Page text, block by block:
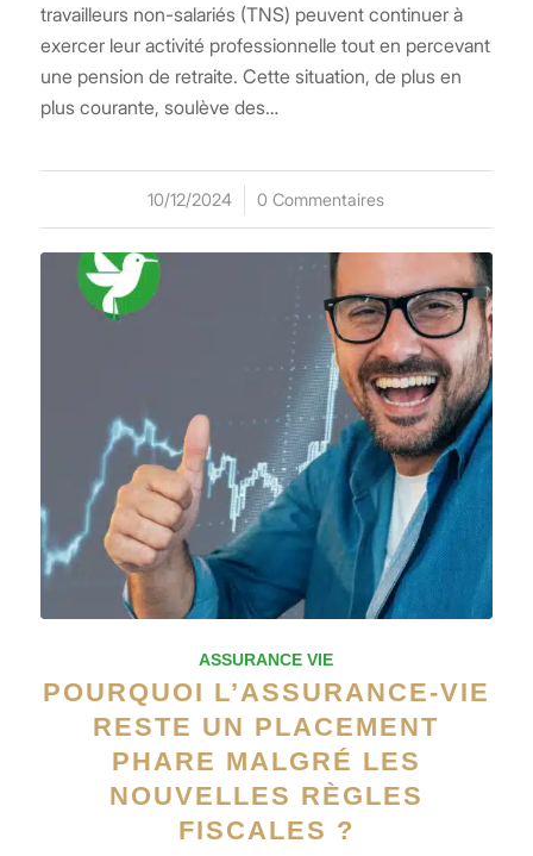
travailleurs non-salariés (TNS) peuvent continuer à
exercer leur activité professionnelle tout en percevant
une pension de retraite. Cette situation, de plus en
plus courante, soulève des…
10/12/2024
/ 0 Commentaires
ASSURANCE VIE
POURQUOI L’ASSURANCE-VIE
RESTE UN PLACEMENT
PHARE MALGRÉ LES
NOUVELLES RÈGLES
FISCALES ?